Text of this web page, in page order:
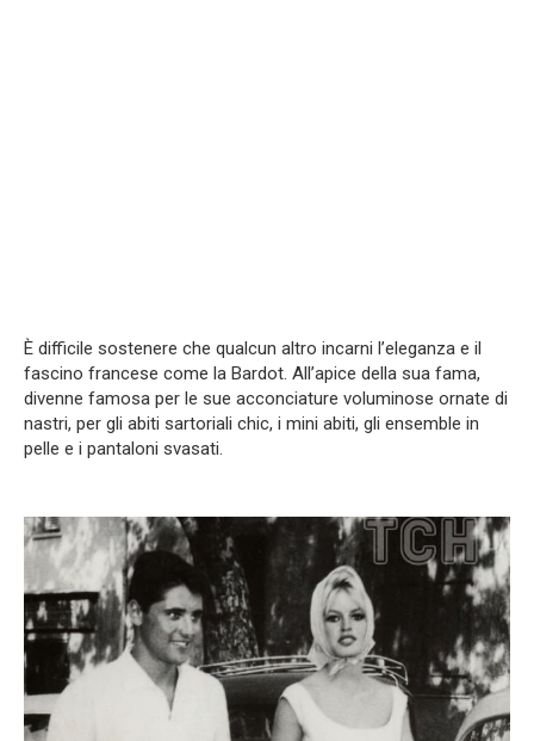
È difficile sostenere che qualcun altro incarni l’eleganza e il
fascino francese come la Bardot. All’apice della sua fama,
divenne famosa per le sue acconciature voluminose ornate di
nastri, per gli abiti sartoriali chic, i mini abiti, gli ensemble in
pelle e i pantaloni svasati.